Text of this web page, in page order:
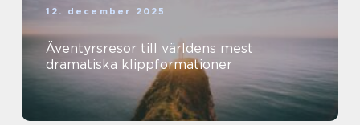
12. december 2025
Äventyrsresor till världens mest
dramatiska klippformationer